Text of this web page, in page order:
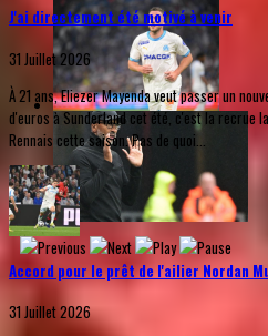
J'ai directement été motivé à venir
31 Juillet 2026
À 21 ans, Eliezer Mayenda veut passer un
d'euros à Sunderland cet été, c'est la recrue
Rennais cette saison. Pas de quoi...
Accord pour le prêt de l'ailier Nordan
31 Juillet 2026